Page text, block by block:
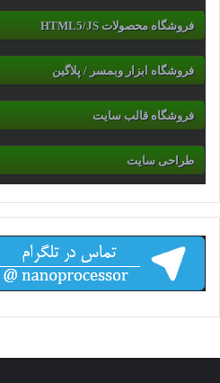
فروشگاه محصولات HTML5/JS
فروشگاه ابزار وبمسر / پلاگین
فروشگاه قالب سایت
طراحی سایت